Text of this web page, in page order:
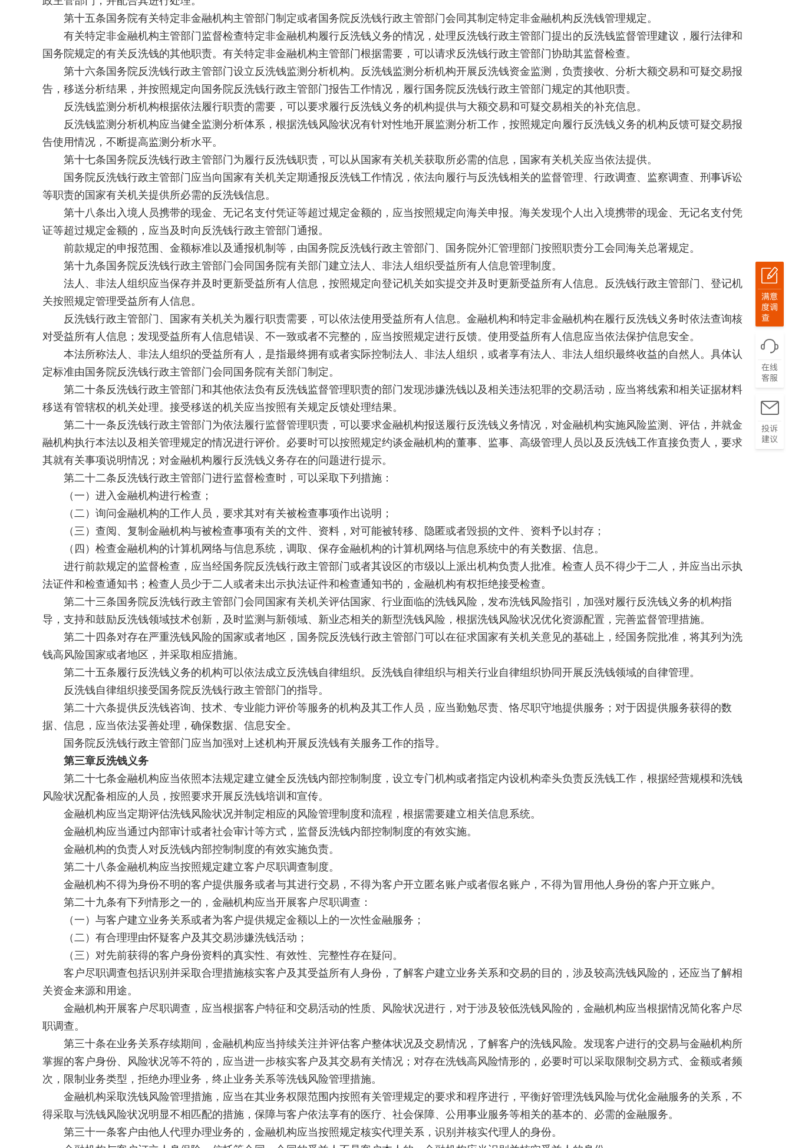
第十五条国务院有关特定非金融机构主管部门制定或者国务院反洗钱行政主管部门会同其制定特定非金融机构反洗钱管理规定。
有关特定非金融机构主管部门监督检查特定非金融机构履行反洗钱义务的情况，处理反洗钱行政主管部门提出的反洗钱监督管理建议，履行法律和
国务院规定的有关反洗钱的其他职责。有关特定非金融机构主管部门根据需要，可以请求反洗钱行政主管部门协助其监督检查。
第十六条国务院反洗钱行政主管部门设立反洗钱监测分析机构。反洗钱监测分析机构开展反洗钱资金监测，负责接收、分析大额交易和可疑交易报
告，移送分析结果，并按照规定向国务院反洗钱行政主管部门报告工作情况，履行国务院反洗钱行政主管部门规定的其他职责。
反洗钱监测分析机构根据依法履行职责的需要，可以要求履行反洗钱义务的机构提供与大额交易和可疑交易相关的补充信息。
反洗钱监测分析机构应当健全监测分析体系，根据洗钱风险状况有针对性地开展监测分析工作，按照规定向履行反洗钱义务的机构反馈可疑交易报
告使用情况，不断提高监测分析水平。
第十七条国务院反洗钱行政主管部门为履行反洗钱职责，可以从国家有关机关获取所必需的信息，国家有关机关应当依法提供。
国务院反洗钱行政主管部门应当向国家有关机关定期通报反洗钱工作情况，依法向履行与反洗钱相关的监督管理、行政调查、监察调查、刑事诉讼
等职责的国家有关机关提供所必需的反洗钱信息。
第十八条出入境人员携带的现金、无记名支付凭证等超过规定金额的，应当按照规定向海关申报。海关发现个人出入境携带的现金、无记名支付凭
证等超过规定金额的，应当及时向反洗钱行政主管部门通报。
前款规定的申报范围、金额标准以及通报机制等，由国务院反洗钱行政主管部门、国务院外汇管理部门按照职责分工会同海关总署规定。
第十九条国务院反洗钱行政主管部门会同国务院有关部门建立法人、非法人组织受益所有人信息管理制度。
法人、非法人组织应当保存并及时更新受益所有人信息，按照规定向登记机关如实提交并及时更新受益所有人信息。反洗钱行政主管部门、登记机
关按照规定管理受益所有人信息。
反洗钱行政主管部门、国家有关机关为履行职责需要，可以依法使用受益所有人信息。金融机构和特定非金融机构在履行反洗钱义务时依法查询核
对受益所有人信息；发现受益所有人信息错误、不一致或者不完整的，应当按照规定进行反馈。使用受益所有人信息应当依法保护信息安全。
本法所称法人、非法人组织的受益所有人，是指最终拥有或者实际控制法人、非法人组织，或者享有法人、非法人组织最终收益的自然人。具体认
定标准由国务院反洗钱行政主管部门会同国务院有关部门制定。
第二十条反洗钱行政主管部门和其他依法负有反洗钱监督管理职责的部门发现涉嫌洗钱以及相关违法犯罪的交易活动，应当将线索和相关证据材料
移送有管辖权的机关处理。接受移送的机关应当按照有关规定反馈处理结果。
第二十一条反洗钱行政主管部门为依法履行监督管理职责，可以要求金融机构报送履行反洗钱义务情况，对金融机构实施风险监测、评估，并就金
融机构执行本法以及相关管理规定的情况进行评价。必要时可以按照规定约谈金融机构的董事、监事、高级管理人员以及反洗钱工作直接负责人，要求
其就有关事项说明情况；对金融机构履行反洗钱义务存在的问题进行提示。
第二十二条反洗钱行政主管部门进行监督检查时，可以采取下列措施：
（一）进入金融机构进行检查；
（二）询问金融机构的工作人员，要求其对有关被检查事项作出说明；
（三）查阅、复制金融机构与被检查事项有关的文件、资料，对可能被转移、隐匿或者毁损的文件、资料予以封存；
（四）检查金融机构的计算机网络与信息系统，调取、保存金融机构的计算机网络与信息系统中的有关数据、信息。
进行前款规定的监督检查，应当经国务院反洗钱行政主管部门或者其设区的市级以上派出机构负责人批准。检查人员不得少于二人，并应当出示执
法证件和检查通知书；检查人员少于二人或者未出示执法证件和检查通知书的，金融机构有权拒绝接受检查。
第二十三条国务院反洗钱行政主管部门会同国家有关机关评估国家、行业面临的洗钱风险，发布洗钱风险指引，加强对履行反洗钱义务的机构指
导，支持和鼓励反洗钱领域技术创新，及时监测与新领域、新业态相关的新型洗钱风险，根据洗钱风险状况优化资源配置，完善监督管理措施。
第二十四条对存在严重洗钱风险的国家或者地区，国务院反洗钱行政主管部门可以在征求国家有关机关意见的基础上，经国务院批准，将其列为洗
钱高风险国家或者地区，并采取相应措施。
第二十五条履行反洗钱义务的机构可以依法成立反洗钱自律组织。反洗钱自律组织与相关行业自律组织协同开展反洗钱领域的自律管理。
反洗钱自律组织接受国务院反洗钱行政主管部门的指导。
第二十六条提供反洗钱咨询、技术、专业能力评价等服务的机构及其工作人员，应当勤勉尽责、恪尽职守地提供服务；对于因提供服务获得的数
据、信息，应当依法妥善处理，确保数据、信息安全。
国务院反洗钱行政主管部门应当加强对上述机构开展反洗钱有关服务工作的指导。
第三章反洗钱义务
第二十七条金融机构应当依照本法规定建立健全反洗钱内部控制制度，设立专门机构或者指定内设机构牵头负责反洗钱工作，根据经营规模和洗钱
风险状况配备相应的人员，按照要求开展反洗钱培训和宣传。
金融机构应当定期评估洗钱风险状况并制定相应的风险管理制度和流程，根据需要建立相关信息系统。
金融机构应当通过内部审计或者社会审计等方式，监督反洗钱内部控制制度的有效实施。
金融机构的负责人对反洗钱内部控制制度的有效实施负责。
第二十八条金融机构应当按照规定建立客户尽职调查制度。
金融机构不得为身份不明的客户提供服务或者与其进行交易，不得为客户开立匿名账户或者假名账户，不得为冒用他人身份的客户开立账户。
第二十九条有下列情形之一的，金融机构应当开展客户尽职调查：
（一）与客户建立业务关系或者为客户提供规定金额以上的一次性金融服务；
（二）有合理理由怀疑客户及其交易涉嫌洗钱活动；
（三）对先前获得的客户身份资料的真实性、有效性、完整性存在疑问。
客户尽职调查包括识别并采取合理措施核实客户及其受益所有人身份，了解客户建立业务关系和交易的目的，涉及较高洗钱风险的，还应当了解相
关资金来源和用途。
金融机构开展客户尽职调查，应当根据客户特征和交易活动的性质、风险状况进行，对于涉及较低洗钱风险的，金融机构应当根据情况简化客户尽
职调查。
第三十条在业务关系存续期间，金融机构应当持续关注并评估客户整体状况及交易情况，了解客户的洗钱风险。发现客户进行的交易与金融机构所
掌握的客户身份、风险状况等不符的，应当进一步核实客户及其交易有关情况；对存在洗钱高风险情形的，必要时可以采取限制交易方式、金额或者频
次，限制业务类型，拒绝办理业务，终止业务关系等洗钱风险管理措施。
金融机构采取洗钱风险管理措施，应当在其业务权限范围内按照有关管理规定的要求和程序进行，平衡好管理洗钱风险与优化金融服务的关系，不
得采取与洗钱风险状况明显不相匹配的措施，保障与客户依法享有的医疗、社会保障、 公用事业服务等相关的基本的、必需的金融服务。
第三十一条客户由他人代理办理业务的，金融机构应当按照规定核实代理关系，识别并核实代理人的身份。